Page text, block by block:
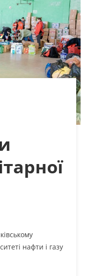
нафти і газу